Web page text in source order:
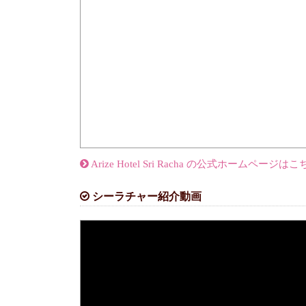
Arize Hotel Sri Racha の公式ホームページはこ
シーラチャー紹介動画